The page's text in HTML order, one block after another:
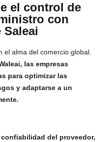
el control de
con
Saleai
el alma del comercio global.
las empresas
para optimizar las
y adaptarse a un
del proveedor,